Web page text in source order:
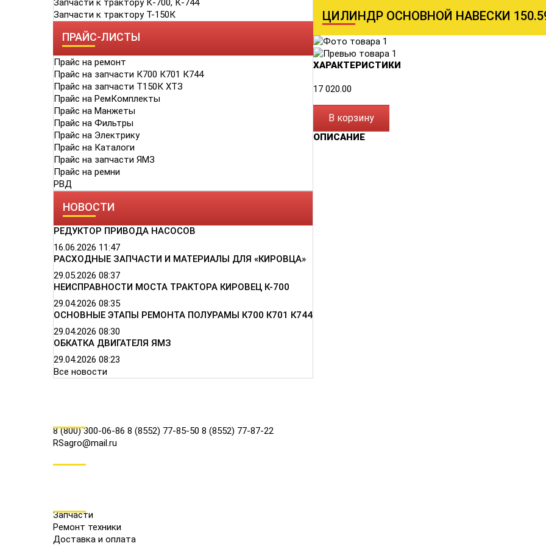
Запчасти к трактору К-700, К-744
Запчасти к трактору Т-150К
ПРАЙС-ЛИСТЫ
Прайс на ремонт
Прайс на запчасти К700 К701 К744
Прайс на запчасти Т150К ХТЗ
Прайс на РемКомплекты
Прайс на Манжеты
Прайс на Фильтры
Прайс на Электрику
Прайс на Каталоги
Прайс на запчасти ЯМЗ
Прайс на ремни
РВД
НОВОСТИ
РЕДУКТОР ПРИВОДА НАСОСОВ
16.06.2026 11:47
РАСХОДНЫЕ ЗАПЧАСТИ И МАТЕРИАЛЫ ДЛЯ «КИРОВЦА»
29.05.2026 08:37
НЕИСПРАВНОСТИ МОСТА ТРАКТОРА КИРОВЕЦ К-700
29.04.2026 08:35
ОСНОВНЫЕ ЭТАПЫ РЕМОНТА ПОЛУРАМЫ К700 К701 К744
29.04.2026 08:30
ОБКАТКА ДВИГАТЕЛЯ ЯМЗ
29.04.2026 08:23
Все новости
ЦИЛИНДР ОСНОВНОЙ НАВЕСКИ
ХАРАКТЕРИСТИКИ
17 020.00
В корзину
ОПИСАНИЕ
8 (800) 300-06-86 8 (8552) 77-85-50 8 (8552) 77-87-22
RSagro@mail.ru
Запчасти
Ремонт техники
Доставка и оплата